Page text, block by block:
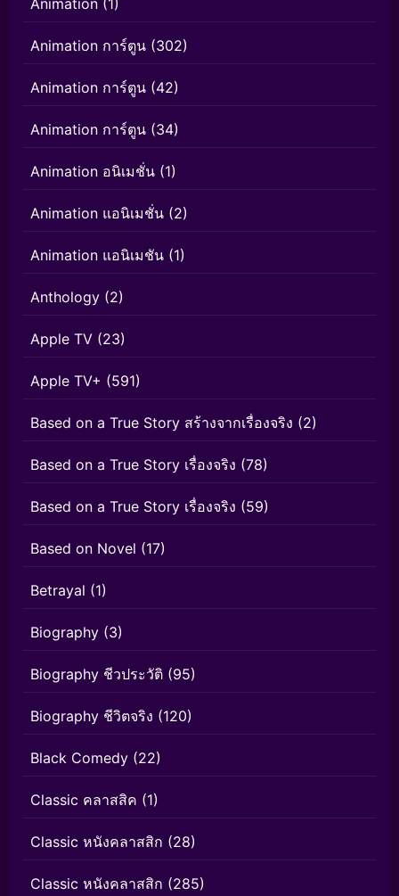
Animation การ์ตูน (302)
Animation การ์ตูน (42)
Animation การ์ตูน (34)
Animation อนิเมชั่น (1)
Animation แอนิเมชั่น (2)
Animation แอนิเมชัน (1)
Anthology (2)
Apple TV (23)
Apple TV+ (591)
Based on a True Story สร้างจากเรื่องจริง (2)
Based on a True Story เรื่องจริง (78)
Based on a True Story เรื่องจริง (59)
Based on Novel (17)
Betrayal (1)
Biography (3)
Biography ชีวประวัติ (95)
Biography ชีวิตจริง (120)
Black Comedy (22)
Classic คลาสสิค (1)
Classic หนังคลาสสิก (28)
Classic หนังคลาสสิก (285)